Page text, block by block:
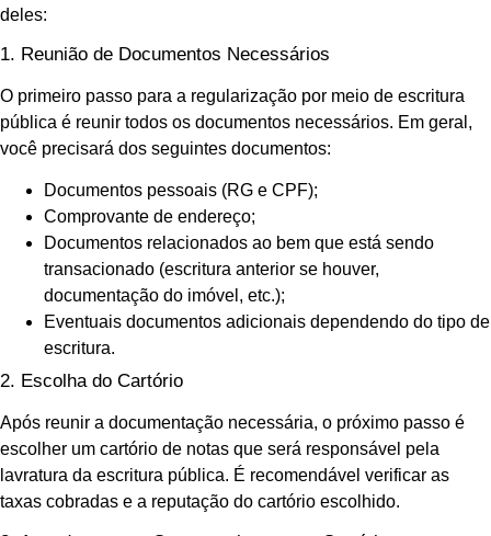
deles:
1. Reunião de Documentos Necessários
O primeiro passo para a regularização por meio de escritura
pública é reunir todos os documentos necessários. Em geral,
você precisará dos seguintes documentos:
Documentos pessoais (RG e CPF);
Comprovante de endereço;
Documentos relacionados ao bem que está sendo
transacionado (escritura anterior se houver,
documentação do imóvel, etc.);
Eventuais documentos adicionais dependendo do tipo de
escritura.
2. Escolha do Cartório
Após reunir a documentação necessária, o próximo passo é
escolher um cartório de notas que será responsável pela
lavratura da escritura pública. É recomendável verificar as
taxas cobradas e a reputação do cartório escolhido.